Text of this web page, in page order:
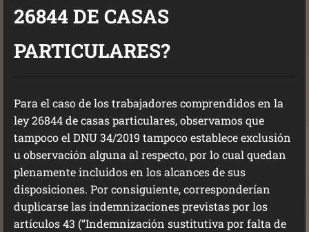
26844 DE CASAS
PARTICULARES?
Para el caso de los trabajadores comprendidos en la
ley 26844 de casas particulares, observamos que
tampoco el DNU 34/2019 tampoco establece exclusión
u observación alguna al respecto, por lo cual quedan
plenamente incluidos en los alcances de sus
disposiciones. Por consiguiente, corresponderían
duplicarse las indemnizaciones previstas por los
artículos 43 (“Indemnización sustitutiva por falta de